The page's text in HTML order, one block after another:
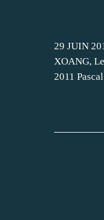
29 JUIN
XOANG,
2011